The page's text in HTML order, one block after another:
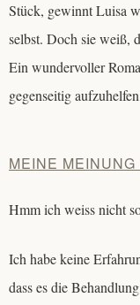
Stück, gewinnt Luisa
selbst. Doch sie weiß,
Ein wundervoller
gegenseitig
MEINE MEINUNG
Hmm ich weiss nicht
Ich habe keine
dass es die